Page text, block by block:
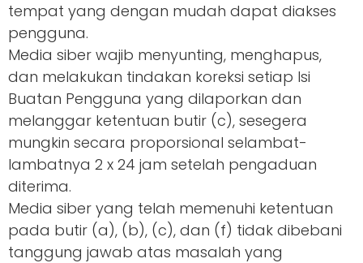
tempat yang dengan mudah dapat diakses
pengguna.
Media siber wajib menyunting, menghapus,
dan melakukan tindakan koreksi setiap Isi
Buatan Pengguna yang dilaporkan dan
melanggar ketentuan butir (c), sesegera
mungkin secara proporsional selambat-
lambatnya 2 x 24 jam setelah pengaduan
diterima.
Media siber yang telah memenuhi ketentuan
pada butir (a), (b), (c), dan (f) tidak dibebani
tanggung jawab atas masalah yang